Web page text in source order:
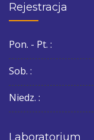
Rejestracja
Pon. - Pt. :
Sob. :
Niedz. :
Laboratorium